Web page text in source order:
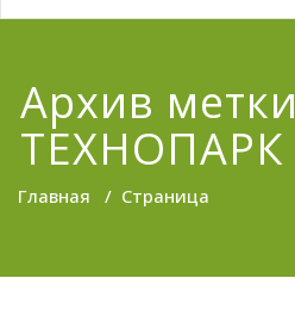
Архив метки
ТЕХНОПАРК
Главная / Страница